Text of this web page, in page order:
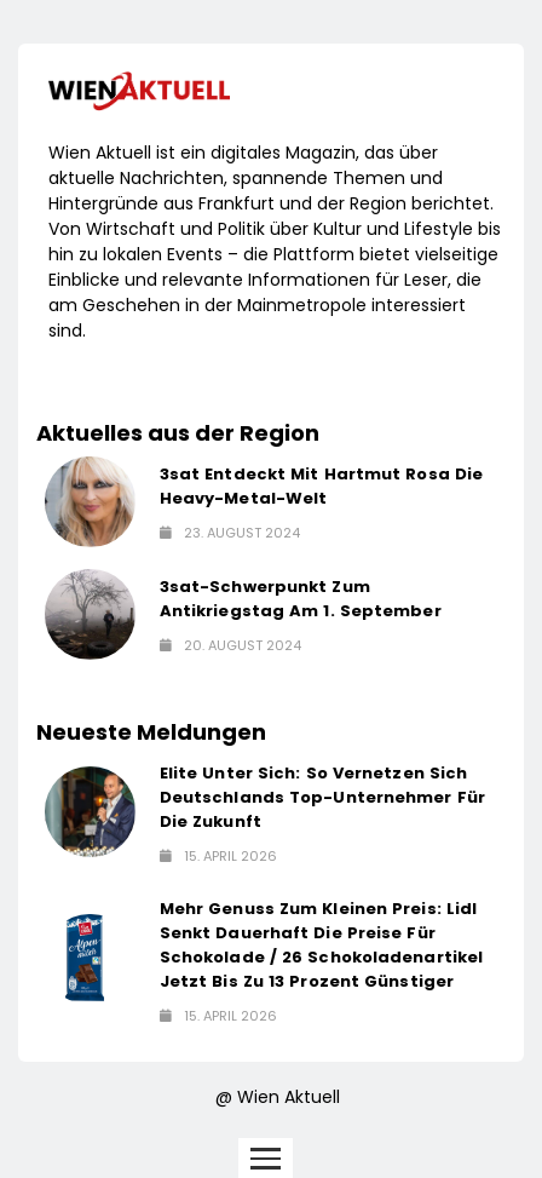
Wien Aktuell ist ein digitales Magazin, das über
aktuelle Nachrichten, spannende Themen und
Hintergründe aus Frankfurt und der Region berichtet.
Von Wirtschaft und Politik über Kultur und Lifestyle bis
hin zu lokalen Events – die Plattform bietet vielseitige
Einblicke und relevante Informationen für Leser, die
am Geschehen in der Mainmetropole interessiert
sind.
Aktuelles aus der Region
3sat Entdeckt Mit Hartmut Rosa Die
Heavy-Metal-Welt
23. AUGUST 2024
3sat-Schwerpunkt Zum
Antikriegstag Am 1. September
20. AUGUST 2024
Neueste Meldungen
Elite Unter Sich: So Vernetzen Sich
Deutschlands Top-Unternehmer Für
Die Zukunft
15. APRIL 2026
Mehr Genuss Zum Kleinen Preis: Lidl
Senkt Dauerhaft Die Preise Für
Schokolade / 26 Schokoladenartikel
Jetzt Bis Zu 13 Prozent Günstiger
15. APRIL 2026
@ Wien Aktuell